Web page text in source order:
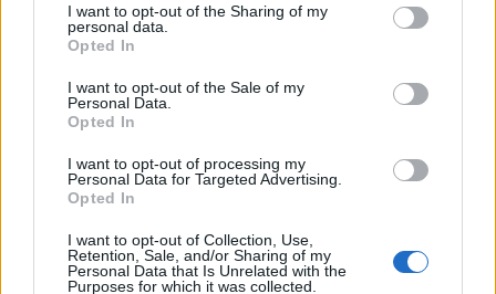
I want to opt-out of the Sharing of my
personal data.
Opted In
I want to opt-out of the Sale of my
Personal Data.
Opted In
I want to opt-out of processing my
Personal Data for Targeted Advertising.
Opted In
I want to opt-out of Collection, Use,
Retention, Sale, and/or Sharing of my
Personal Data that Is Unrelated with the
Purposes for which it was collected.
Nitti è d'oro